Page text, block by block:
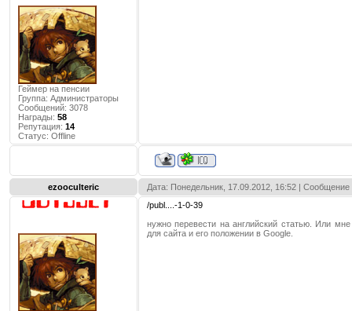
Геймер на пенсии
Группа: Администраторы
Сообщений: 3078
Награды: 58
Репутация: 14
Статус: Offline
ezooculteric Дата: Понедельник, 17.09.2012, 16:52 |
/publ....-1-0-39
нужно перевести на английский статью. Или
для сайта и его положении в Google.